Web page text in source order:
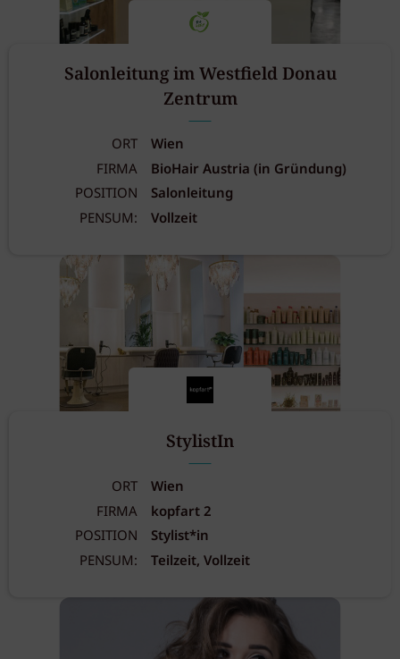
Salonleitung im Westfield Donau
Zentrum
ORT
Wien
FIRMA
BioHair Austria (in Gründung)
POSITION
Salonleitung
PENSUM:
Vollzeit
StylistIn
ORT
Wien
FIRMA
kopfart 2
POSITION
Stylist*in
PENSUM:
Teilzeit, Vollzeit